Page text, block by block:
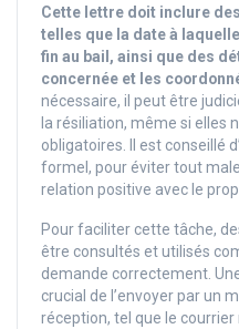
Cette lettre doit inclure
telles que la date à
fin au bail, ainsi que des
concernée et les
nécessaire, il peut être
la résiliation, même si elles
obligatoires. Il est conseillé
formel, pour éviter tout
relation positive avec le
Pour faciliter cette tâche,
être consultés et utilisés
demande correctement.
crucial de l’envoyer par un
réception, tel que le